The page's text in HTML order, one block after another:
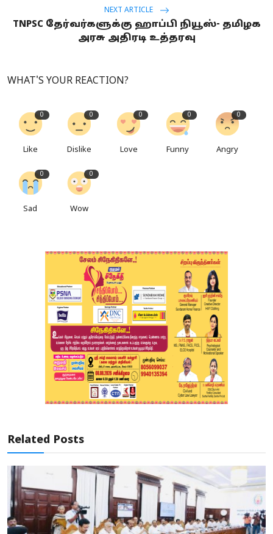
NEXT ARTICLE
TNPSC தேர்வர்களுக்கு ஹாப்பி நியூஸ்- தமிழக
அரசு அதிரடி உத்தரவு
WHAT'S YOUR REACTION?
0
Like
0
Dislike
0
Love
0
Funny
0
Angry
0
Sad
0
Wow
Related Posts